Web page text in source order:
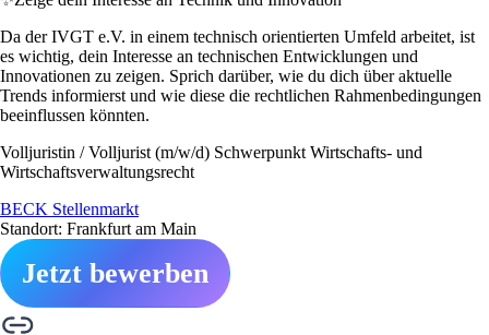
Da der IVGT e.V. in einem technisch orientierten Umfeld arbeitet, ist
es wichtig, dein Interesse an technischen Entwicklungen und
Innovationen zu zeigen. Sprich darüber, wie du dich über aktuelle
Trends informierst und wie diese die rechtlichen Rahmenbedingungen
beeinflussen könnten.
Volljuristin / Volljurist (m/w/d) Schwerpunkt Wirtschafts- und
Wirtschaftsverwaltungsrecht
BECK Stellenmarkt
Standort: Frankfurt am Main
Jetzt bewerben